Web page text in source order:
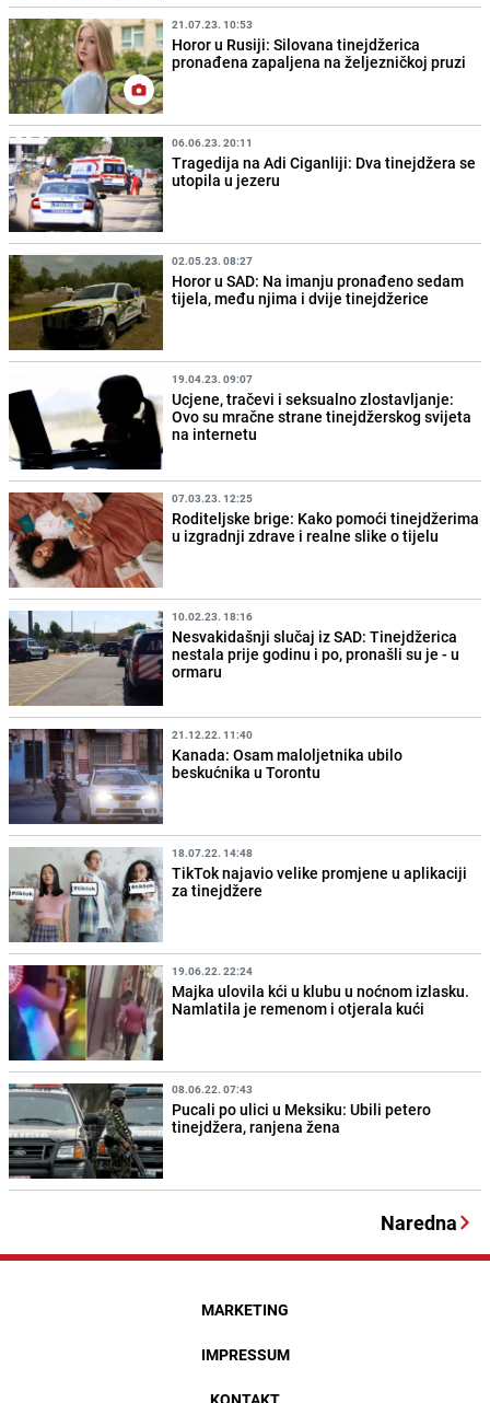
21.07.23. 10:53
Horor u Rusiji: Silovana tinejdžerica
pronađena zapaljena na željezničkoj pruzi
06.06.23. 20:11
Tragedija na Adi Ciganliji: Dva tinejdžera se
utopila u jezeru
02.05.23. 08:27
Horor u SAD: Na imanju pronađeno sedam
tijela, među njima i dvije tinejdžerice
19.04.23. 09:07
Ucjene, tračevi i seksualno zlostavljanje:
Ovo su mračne strane tinejdžerskog svijeta
na internetu
07.03.23. 12:25
Roditeljske brige: Kako pomoći tinejdžerima
u izgradnji zdrave i realne slike o tijelu
10.02.23. 18:16
Nesvakidašnji slučaj iz SAD: Tinejdžerica
nestala prije godinu i po, pronašli su je - u
ormaru
21.12.22. 11:40
Kanada: Osam maloljetnika ubilo
beskućnika u Torontu
18.07.22. 14:48
TikTok najavio velike promjene u aplikaciji
za tinejdžere
19.06.22. 22:24
Majka ulovila kći u klubu u noćnom izlasku.
Namlatila je remenom i otjerala kući
08.06.22. 07:43
Pucali po ulici u Meksiku: Ubili petero
tinejdžera, ranjena žena
Naredna
MARKETING
IMPRESSUM